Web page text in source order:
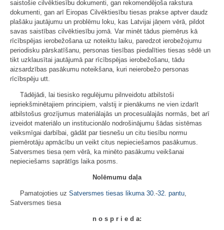
saistošie cilvēktiesību dokumenti, gan rekomendējoša rakstura
dokumenti, gan arī Eiropas Cilvēktiesību tiesas prakse aptver daudz
plašāku jautājumu un problēmu loku, kas Latvijai jāņem vērā, pildot
savas saistības cilvēktiesību jomā. Var minēt tādus piemērus kā
rīcībspējas ierobežošana uz noteiktu laiku, paredzot ierobežojumu
periodisku pārskatīšanu, personas tiesības piedalīties tiesas sēdē un
tikt uzklausītai jautājumā par rīcībspējas ierobežošanu, tādu
aizsardzības pasākumu noteikšana, kuri neierobežo personas
rīcībspēju utt.
Tādējādi, lai tiesisko regulējumu pilnveidotu atbilstoši
iepriekšminētajiem principiem, valstij ir pienākums ne vien izdarīt
atbilstošus grozījumus materiālajās un procesuālajās normās, bet arī
izveidot materiālo un institucionālo nodrošinājumu šādas sistēmas
veiksmīgai darbībai, gādāt par tiesnešu un citu tiesību normu
piemērotāju apmācību un veikt citus nepieciešamos pasākumus.
Satversmes tiesa ņem vērā, ka minēto pasākumu veikšanai
nepieciešams saprātīgs laika posms.
Nolēmumu daļa
Pamatojoties uz Satversmes tiesas likuma 30. -32. pantu
Satversmes tiesa
n o s p r i e d a: